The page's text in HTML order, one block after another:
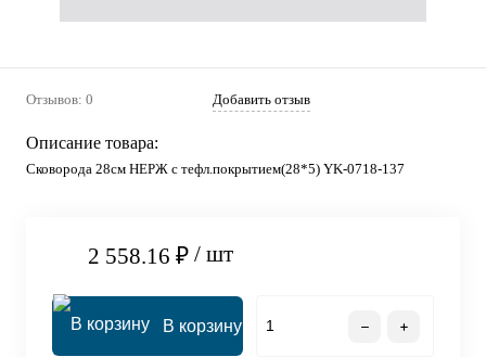
Отзывов: 0 Добавить отзыв
Описание товара:
Сковорода 28см НЕРЖ с тефл.покрытием(28*5) YK-0718-137
2 558.16 ₽ / шт
В корзину